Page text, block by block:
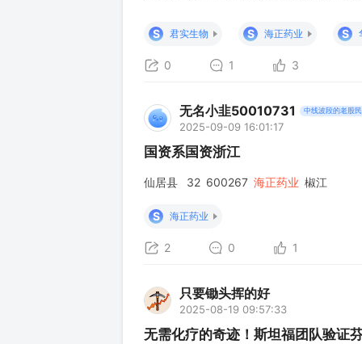
S
君实生物 S 海正药业 S
0 1 3
无名小韭50010731 中线波段的老股民
2025-09-09 16:01:17
国资系国资浙江
仙居县 32 600267 海正药业 椒江
S 海正药业
2 0 1
只要锄头挥的好
2025-08-19 09:57:33
无需化疗的奇迹！斯坦福团队验证